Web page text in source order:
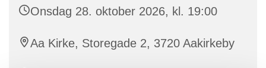
Onsdag 28. oktober 2026, kl. 19:00
Aa Kirke, Storegade 2, 3720 Aakirkeby